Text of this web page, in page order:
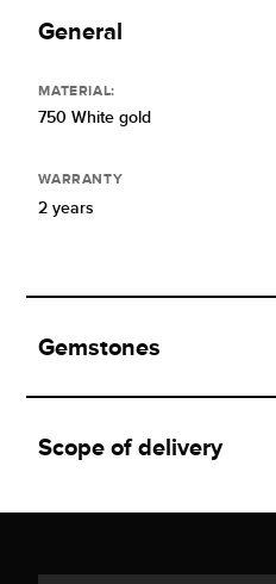
General
MATERIAL:
750 White gold
WARRANTY
2 years
Gemstones
Scope of delivery